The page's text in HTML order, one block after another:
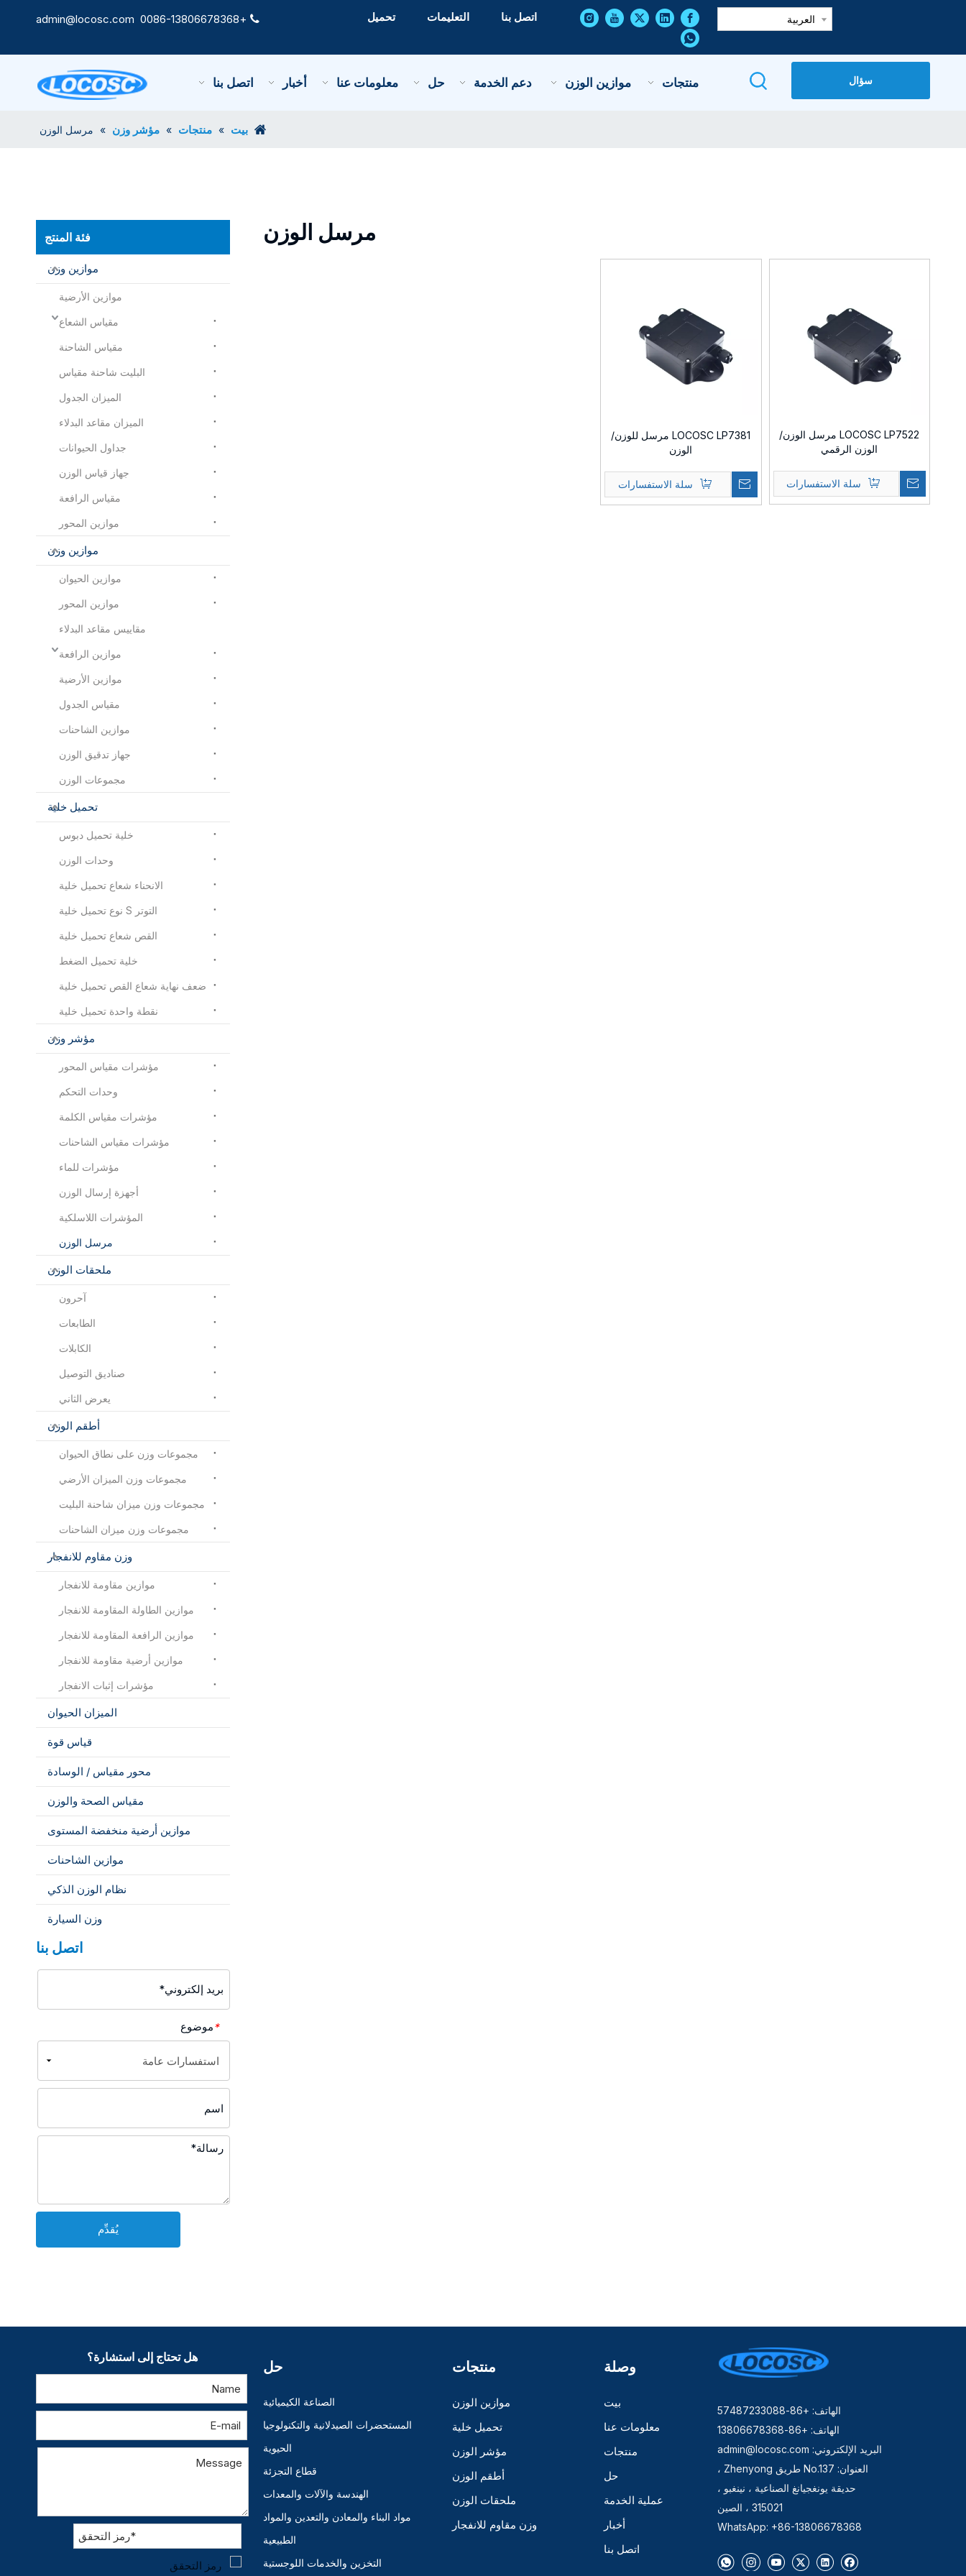

+0086-13806678368
admin@locosc.com اتصل بنا التعليمات تحميل العربية
منتجات موازين الوزن دعم الخدمة حل معلومات عنا أخبار اتصل بنا سؤال
بيت » منتجات » مؤشر وزن » مرسل الوزن
مرسل الوزن
LOCOSC LP7522 مرسل الوزن/
الوزن الرقمي
سلة الاستفسارات
LOCOSC LP7381 مرسل للوزن/
الوزن
سلة الاستفسارات
فئة المنتج
موازين وزن
موازين الأرضية
مقياس الشعاع
مقياس الشاحنة
البليت شاحنة مقياس
الميزان الجدول
الميزان مقاعد البدلاء
جداول الحيوانات
جهاز قياس الوزن
مقياس الرافعة
موازين المحور
موازين وزن
موازين الحيوان
موازين المحور
مقاييس مقاعد البدلاء
موازين الرافعة
موازين الأرضية
مقياس الجدول
موازين الشاحنات
جهاز تدقيق الوزن
مجموعات الوزن
تحميل خلية
خلية تحميل دبوس
وحدات الوزن
الانحناء شعاع تحميل خلية
التوتر S نوع تحميل خلية
القص شعاع تحميل خلية
خلية تحميل الضغط
ضعف نهاية شعاع القص تحميل خلية
نقطة واحدة تحميل خلية
مؤشر وزن
مؤشرات مقياس المحور
وحدات التحكم
مؤشرات مقياس الكلمة
مؤشرات مقياس الشاحنات
مؤشرات للماء
أجهزة إرسال الوزن
المؤشرات اللاسلكية
مرسل الوزن
ملحقات الوزن
آحرون
الطابعات
الكابلات
صناديق التوصيل
يعرض الثاني
أطقم الوزن
مجموعات وزن على نطاق الحيوان
مجموعات وزن الميزان الأرضي
مجموعات وزن ميزان شاحنة البليت
مجموعات وزن ميزان الشاحنات
وزن مقاوم للانفجار
موازين مقاومة للانفجار
موازين الطاولة المقاومة للانفجار
موازين الرافعة المقاومة للانفجار
موازين أرضية مقاومة للانفجار
مؤشرات إثبات الانفجار
الميزان الحيوان
قياس قوة
محور مقياس / الوسادة
مقياس الصحة والوزن
موازين أرضية منخفضة المستوى
موازين الشاحنات
نظام الوزن الذكي
وزن السيارة
اتصل بنا
*موضوع
يُقدِّم
الهاتف: +86-57487233088
الهاتف: +86-13806678368
البريد الإلكتروني: admin@locosc.com
العنوان: No.137 طريق Zhenyong ،
حديقة يونغجيانغ الصناعية ، نينغبو ،
315021 ، الصين
WhatsApp: +86-13806678368
وصلة
بيت
معلومات عنا
منتجات
حل
عملية الخدمة
أخبار
اتصل بنا
منتجات
موازين الوزن
تحميل خلية
مؤشر الوزن
أطقم الوزن
ملحقات الوزن
وزن مقاوم للانفجار
حل
الصناعة الكيميائية
المستحضرات الصيدلانية والتكنولوجيا
الحيوية
قطاع التجزئة
الهندسة والآلات والمعدات
مواد البناء والمعادن والتعدين والمواد
الطبيعية
التخزين والخدمات اللوجستية
هل تحتاج إلى استشارة؟